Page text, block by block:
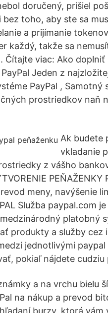
doručený, prišiel
toho, aby ste sa
a prijímanie
každý, takže sa
Čítajte viac: Ako doplniť
Jeden z
PayPal ,
prostriedkov naň
Ak budete
vkladanie
z vášho
meny, navýšenie
Služba paypal.com
platobný
produkty a služby
jednotlivými
pokiaľ nájdete
a na vrchu bielu
na nákup a prevod
burzy, ktorá